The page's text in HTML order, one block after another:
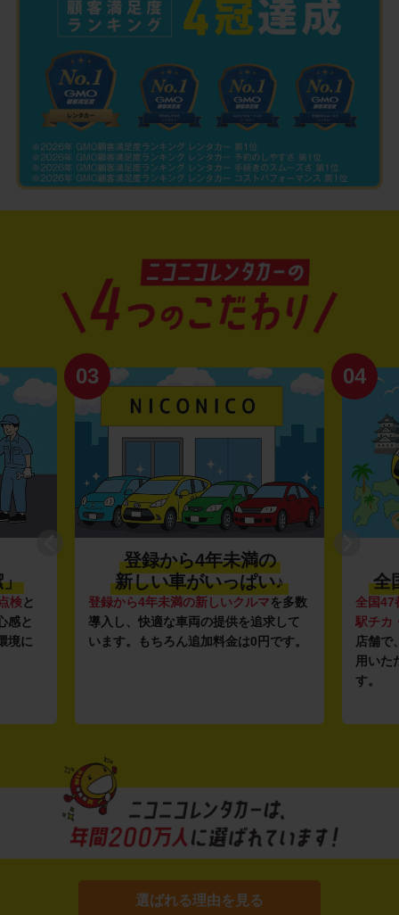
」
検と
感と
境に
03
登録から4年未満の
新しい車がいっぱい♪
登録から4年未満の新しいクルマを多数
導入し、快適な車両の提供を追求して
います。もちろん追加料金は0円です。
04
全
全国47
駅チカ
店舗で
用いた
す。
選ばれる理由を見る